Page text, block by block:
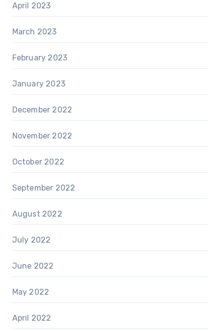
April 2023
March 2023
February 2023
January 2023
December 2022
November 2022
October 2022
September 2022
August 2022
July 2022
June 2022
May 2022
April 2022